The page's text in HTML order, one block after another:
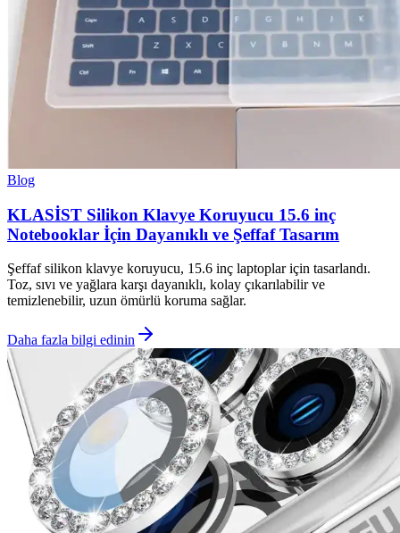
Blog
KLASİST Silikon Klavye Koruyucu 15.6 inç
Notebooklar İçin Dayanıklı ve Şeffaf Tasarım
Şeffaf silikon klavye koruyucu, 15.6 inç laptoplar için tasarlandı.
Toz, sıvı ve yağlara karşı dayanıklı, kolay çıkarılabilir ve
temizlenebilir, uzun ömürlü koruma sağlar.
Daha fazla bilgi edinin